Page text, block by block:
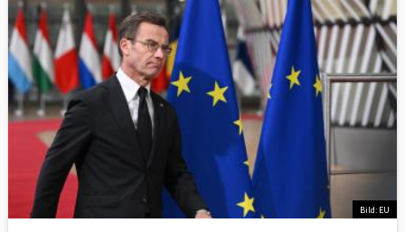
Bild: EU